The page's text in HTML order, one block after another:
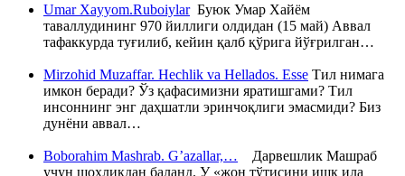
Umar Xayyom.RuboiylarБуюк Умар Хайём
таваллудининг 970 йиллиги олдидан (15 май) Аввал
тафаккурда туғилиб, кейин қалб қўрига йўғрилган…
Mirzohid Muzaffar. Hechlik va Hellados. Esse Тил нимага
имкон беради? Ўз қафасимизни яратишгами? Тил
инсоннинг энг даҳшатли эринчоқлиги эмасмиди? Биз
дунёни аввал…
Boborahim Mashrab. G’azallar,… Дарвешлик Машраб
учун шоҳликдан баланд. У «жон тўтисини ишқ ила